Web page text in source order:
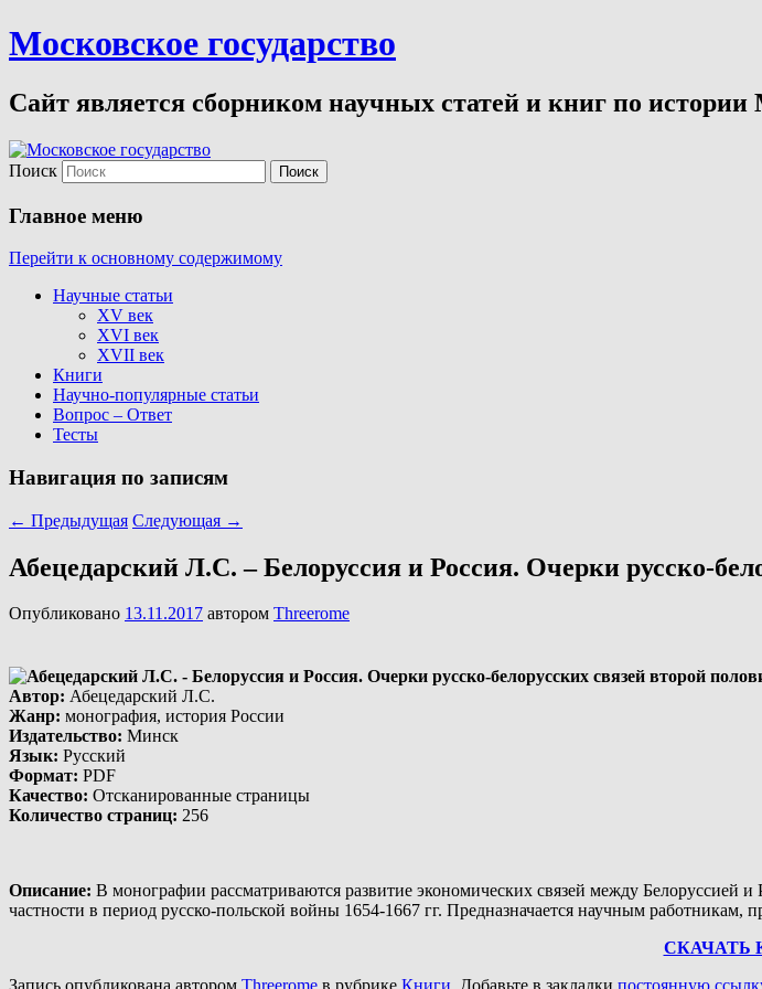
Московское государство
Сайт является сборником научных статей и книг по истории
Поиск
Главное меню
Перейти к основному содержимому
Научные статьи
XV век
XVI век
XVII век
Книги
Научно-популярные статьи
Вопрос – Ответ
Тесты
Навигация по записям
← Предыдущая Следующая →
Абецедарский Л.С. – Белоруссия и Россия. Очерки русско-
Опубликовано 13.11.2017 автором Threerome
Автор: Абецедарский Л.С.
Жанр: монография, история России
Издательство: Минск
Язык: Русский
Формат: PDF
Качество: Отсканированные страницы
Количество страниц: 256
Описание: В монографии рассматриваются развитие экономических связей между Белоруссией
частности в период русско-польской войны 1654-1667 гг. Предназначается научным работникам,
СКАЧАТЬ